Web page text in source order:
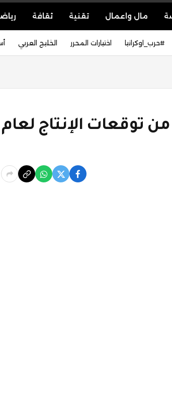
مال واعمال تقنية ثقافة
#حرب_اوكرانيا اختيارات المحرر الخليج العربي
توقعات الإنتاج لعام